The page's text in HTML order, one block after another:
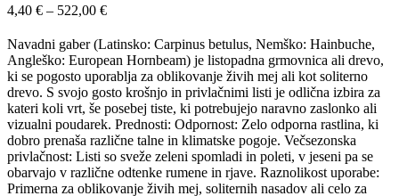
4,40 € – 522,00 €Cenovni
od
4,40 €
do
522,00 €
Navadni gaber (Latinsko: Carpinus betulus, Nemško: Hainbuche,
Angleško: European Hornbeam) je listopadna grmovnica ali drevo,
ki se pogosto uporablja za oblikovanje živih mej ali kot soliterno
drevo. S svojo gosto krošnjo in privlačnimi listi je odlična izbira za
kateri koli vrt, še posebej tiste, ki potrebujejo naravno zaslonko ali
vizualni poudarek. Prednosti: Odpornost: Zelo odporna rastlina, ki
dobro prenaša različne talne in klimatske pogoje. Večsezonska
privlačnost: Listi so sveže zeleni spomladi in poleti, v jeseni pa se
obarvajo v različne odtenke rumene in rjave. Raznolikost uporabe:
Primerna za oblikovanje živih mej, soliternih nasadov ali celo za